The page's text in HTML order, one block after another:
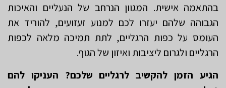
בהתאמה אישית. המגוון הנרחב של הנעליים והאיכות
הגבוהה שלהם יעזרו לכם למנוע זעזועים, להוריד את
העומס על כפות הרגליים, לתת תמיכה מלאה לכפות
הרגליים ולגרום ליציבות ואיזון של הגוף.
הגיע הזמן להקשיב לרגליים שלכם? העניקו להם